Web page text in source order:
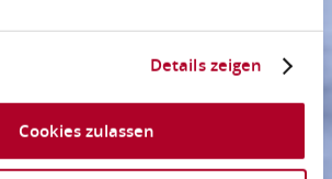
Details zeigen
Cookies zulassen